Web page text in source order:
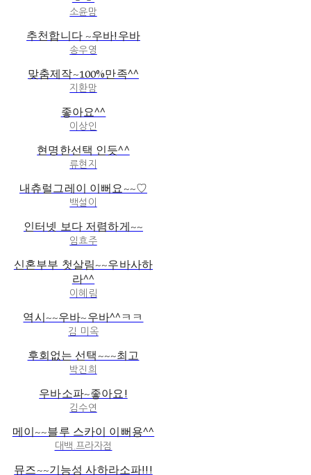
소윤맘
추천합니다 ~우바!우바
송우영
맞춤제작~100%만족^^
지환맘
좋아요^^
이상인
현명한선택 인듯^^
류현지
내츄럴그레이 이뻐요~~♡
백설이
인터넷 보다 저렴하게~~
임효주
신혼부부 첫살림~~우바사하
라^^
이혜림
역시~~우바~우바^^ㅋㅋ
김 미옥
후회없는 선택~~~최고
박진희
우바소파~좋아요!
김수연
메이~~블루 스카이 이뻐용^^
대백.프라자점
뮤즈~~기능성 사하라소파!!!